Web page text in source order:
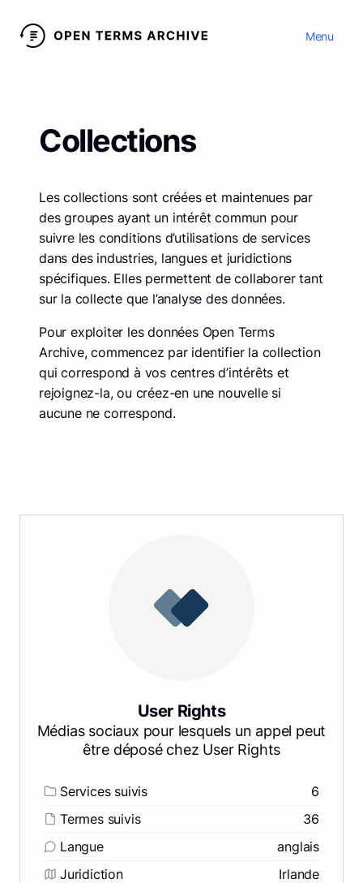
Menu
Collections
Les collections sont créées et maintenues par
des groupes ayant un intérêt commun pour
suivre les conditions d’utilisations de services
dans des industries, langues et juridictions
spécifiques. Elles permettent de collaborer tant
sur la collecte que l’analyse des données.
Pour exploiter les données Open Terms
Archive, commencez par identifier la collection
qui correspond à vos centres d’intérêts et
rejoignez-la, ou créez-en une nouvelle si
aucune ne correspond.
User Rights
Médias sociaux pour lesquels un appel peut
être déposé chez User Rights
Services suivis
6
Termes suivis
36
Langue
anglais
Juridiction
Irlande